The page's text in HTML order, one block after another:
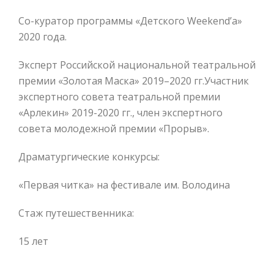
Со-куратор программы «Детского Weekend’а»
2020 года.
Эксперт Российской национальной театральной
премии «Золотая Маска» 2019–2020 гг.Участник
экспертного совета театральной премии
«Арлекин» 2019-2020 гг., член экспертного
совета молодежной премии «Прорыв».
Драматургические конкурсы:
«Первая читка» на фестивале им. Володина
Стаж путешественника:
15 лет